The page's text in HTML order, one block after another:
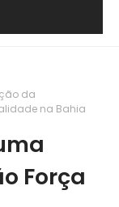
da
na Bahia
Força